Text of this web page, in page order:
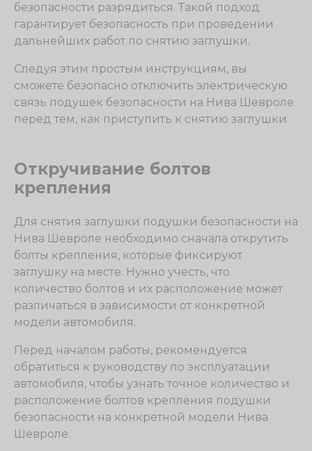
безопасности разрядиться. Такой подход
гарантирует безопасность при проведении
дальнейших работ по снятию заглушки.
Следуя этим простым инструкциям, вы
сможете безопасно отключить электрическую
связь подушек безопасности на Нива Шевроле
перед тем, как приступить к снятию заглушки.
Откручивание болтов
крепления
Для снятия заглушки подушки безопасности на
Нива Шевроле необходимо сначала открутить
болты крепления, которые фиксируют
заглушку на месте. Нужно учесть, что
количество болтов и их расположение может
различаться в зависимости от конкретной
модели автомобиля.
Перед началом работы, рекомендуется
обратиться к руководству по эксплуатации
автомобиля, чтобы узнать точное количество и
расположение болтов крепления подушки
безопасности на конкретной модели Нива
Шевроле.